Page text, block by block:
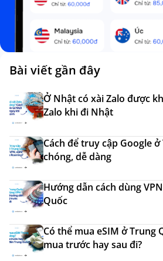
Bài viết gần đây
Ở Nhật có xài Zalo được
Zalo khi đi Nhật
Cách để truy cập Google
chóng, dễ dàng
Hướng dẫn cách dùng
Quốc
Có thể mua eSIM ở Trung
mua trước hay sau đi?